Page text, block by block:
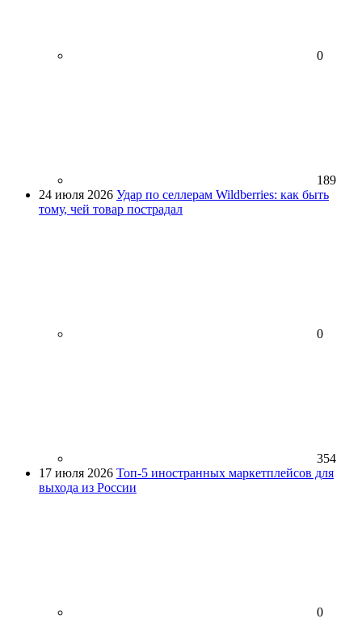
0
189
24 июля 2026 Удар по селлерам Wildberries: как быть
тому, чей товар пострадал
0
354
17 июля 2026 Топ-5 иностранных маркетплейсов для
выхода из России
0